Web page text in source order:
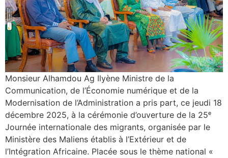
Monsieur Alhamdou Ag Ilyène Ministre de la
Communication, de l’Économie numérique et de la
Modernisation de l’Administration a pris part, ce jeudi 18
décembre 2025, à la cérémonie d’ouverture de la 25ᵉ
Journée internationale des migrants, organisée par le
Ministère des Maliens établis à l’Extérieur et de
l’Intégration Africaine. Placée sous le thème national «